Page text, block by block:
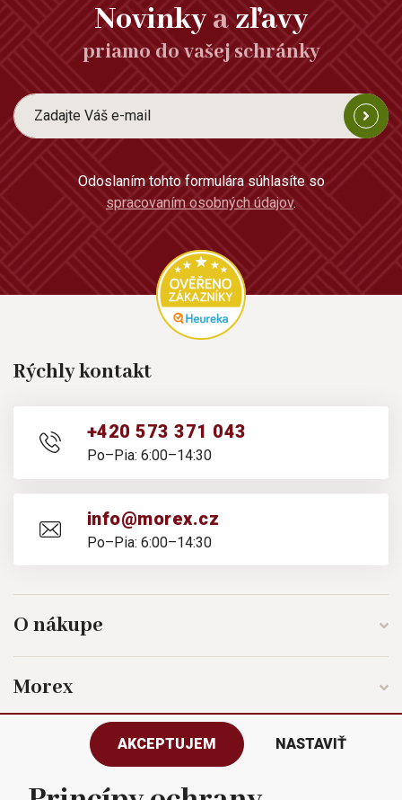
Novinkyazľavy
priamo do vašej schránky
Odoslaním tohto formulára súhlasíte so
spracovaním osobných údajov.
Rýchly kontakt
+420 573 371 043
Po–Pia: 6:00–14:30
info@morex.cz
Po–Pia: 6:00–14:30
O nákupe
Morex
Sledujte nás
AKCEPTUJEM NASTAVIŤ